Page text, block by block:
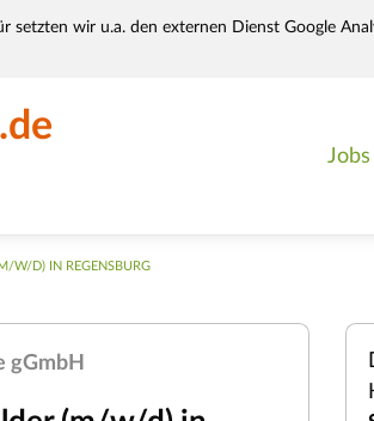
wir u.a. den externen Dienst Google
Jobs
W/D) IN REGENSBURG
gGmbH